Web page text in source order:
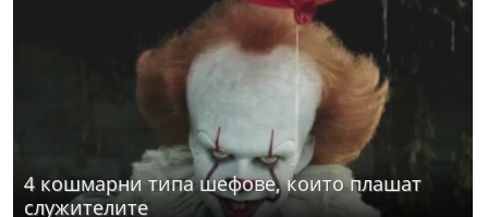
4 кошмарни типа шефове, които плашат
служителите